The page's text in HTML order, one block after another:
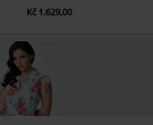
Kč 1.629,00